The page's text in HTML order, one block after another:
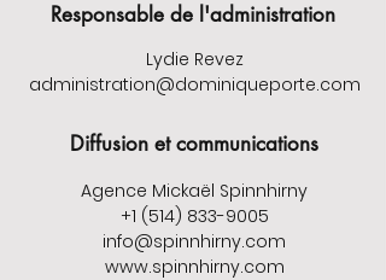
Responsable de l'administration
Lydie Revez
administration@dominiqueporte.com
Diffusion et communications
Agence Mickaël Spinnhirny
+1 (514) 833-9005
info@spinnhirny.com
www.spinnhirny.com